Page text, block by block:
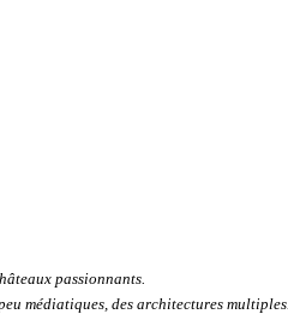
passionnants.
médiatiques, des architectures multiples.